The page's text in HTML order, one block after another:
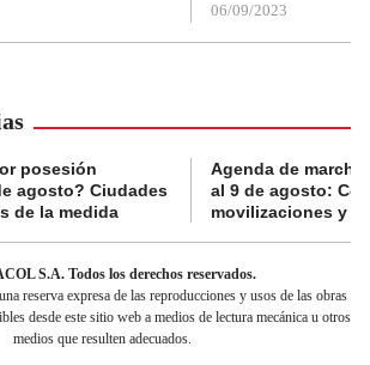
06/09/2023
posesión
agosto? Ciudades
de la medida
Agenda de
al 9 de agosto:
movilizaciones y
S.A. Todos los derechos reservados.
reserva expresa de las reproducciones y usos de las obras
desde este sitio web a medios de lectura mecánica u otros
medios que resulten adecuados.